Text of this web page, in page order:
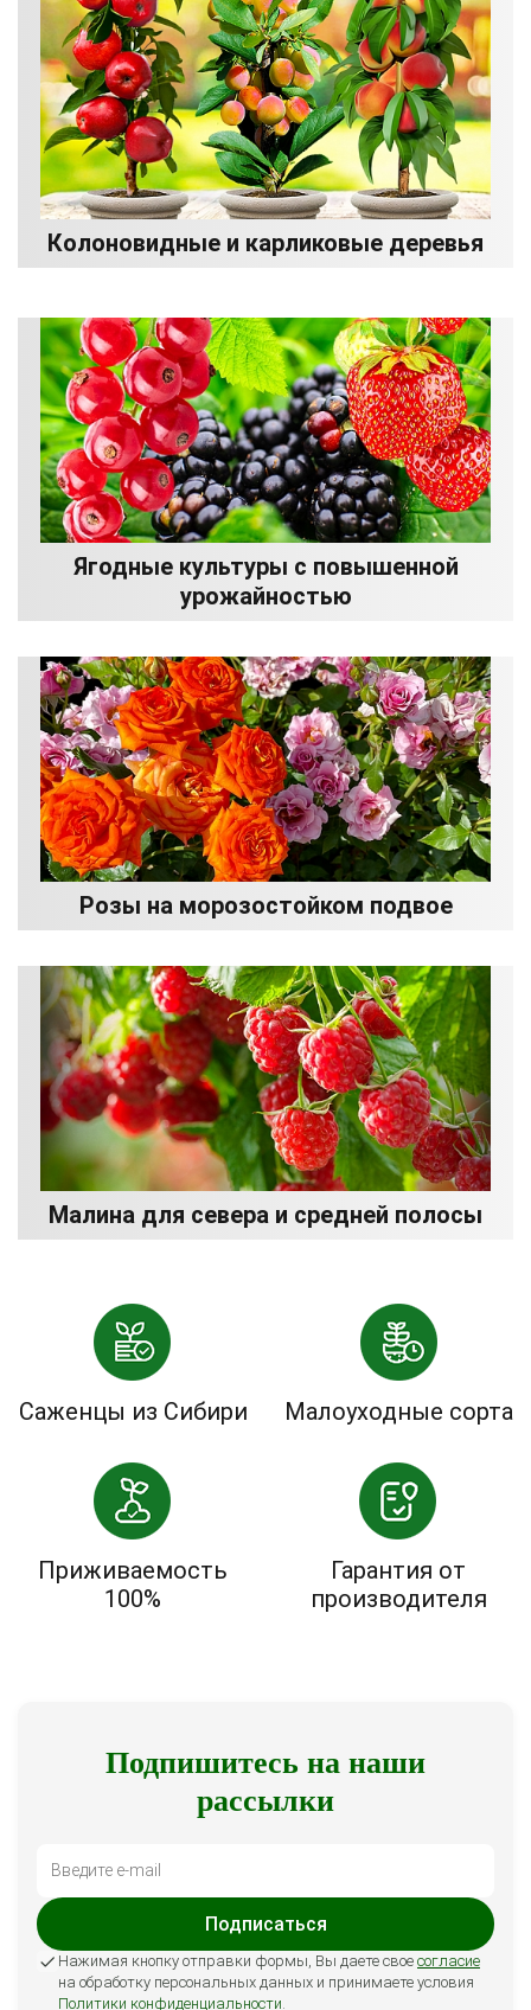
Колоновидные и карликовые деревья
Ягодные культуры с повышенной
урожайностью
Розы на морозостойком подвое
Малина для севера и средней полосы
Саженцы из Сибири Малоуходные сорта
Приживаемость
100%
Гарантия от
производителя
Подпишитесь на наши
рассылки
Подписаться
Нажимая кнопку отправки формы, Вы даете свое согласие
на обработку персональных данных и принимаете условия
Политики конфиденциальности.